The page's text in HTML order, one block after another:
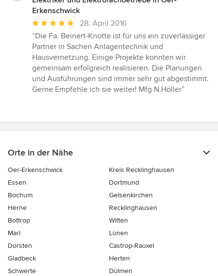
Erkenschwick
Durchschnittliche
Bewertung:
5
von
5
Sternen
28. April 2016
“Die Fa. Beinert-Knotte ist für uns ein zuverlässiger
Partner in Sachen Anlagentechnik und
Hausvernetzung. Einige Projekte konnten wir
gemeinsam erfolgreich realisieren. Die Planungen
und Ausführungen sind immer sehr gut abgestimmt.
Gerne Empfehle ich sie weiter! Mfg N.Höller”
Orte in der Nähe
Oer-Erkenschwick
Kreis Recklinghausen
Essen
Dortmund
Bochum
Gelsenkirchen
Herne
Recklinghausen
Bottrop
Witten
Marl
Lünen
Dorsten
Castrop-Rauxel
Gladbeck
Herten
Schwerte
Dülmen